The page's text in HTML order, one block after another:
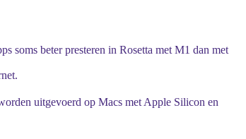
soms beter presteren in Rosetta met M1 dan met
uitgevoerd op Macs met Apple Silicon en